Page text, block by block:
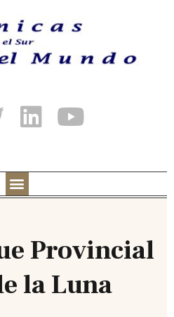
Provincial
la Luna